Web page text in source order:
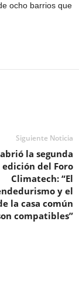
ocho barrios que
Siguiente Noticia
la segunda
edición del Foro
Climatech: “El
y el
la casa común
compatibles”